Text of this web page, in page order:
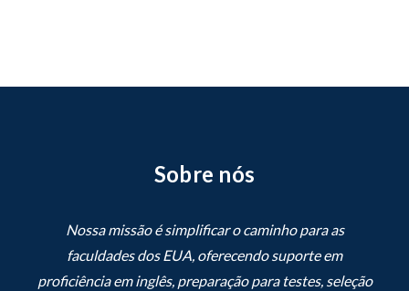
Sobre nós
Nossa missão é simplificar o caminho para as
faculdades dos EUA, oferecendo suporte em
proficiência em inglês, preparação para testes, seleção